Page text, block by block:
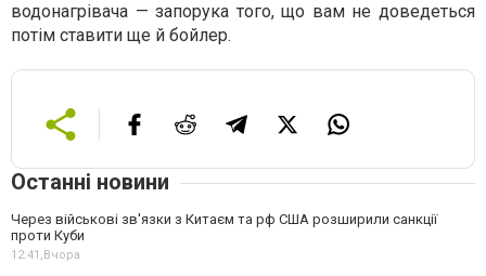
водонагрівача — запорука того, що вам не доведеться
потім ставити ще й бойлер.
Останні новини
Через військові зв'язки з Китаєм та рф США розширили санкції
проти Куби
12:41,Вчора